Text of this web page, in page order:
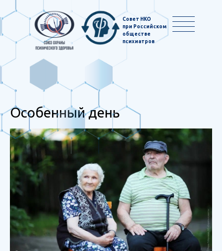
Совет НКО
при Российском
обществе
психиатров
Особенный день